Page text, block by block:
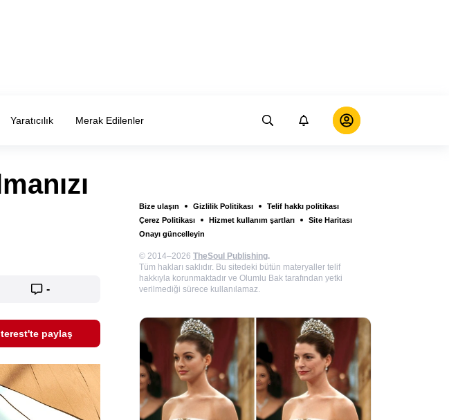
Yaratıcılık Merak Edilenler
Bize ulaşın Gizlilik Politikası
Telif hakkı politikası
Çerez Politikası
Hizmet kullanım şartları
Site Haritası
Onayı güncelleyin
© 2014–2026 TheSoul Publishing.
Tüm hakları saklıdır. Bu sitedeki bütün materyaller telif
hakkıyla korunmaktadır ve Olumlu Bak tarafından yetki
verilmediği sürece kullanılamaz.
-
paylaş